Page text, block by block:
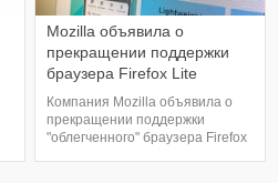
Mozilla объявила о
прекращении поддержки
браузера Firefox Lite
Компания Mozilla объявила о
прекращении поддержки
"облегченного" браузера Firefox